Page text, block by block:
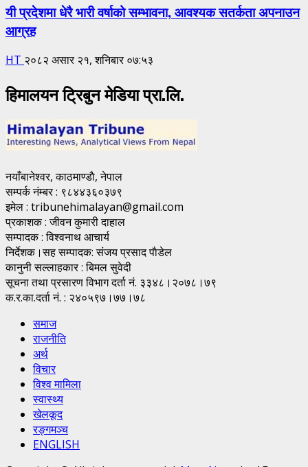
यी प्रदेशमा धेरै भारी वर्षाको सम्भावना, आवश्यक सतर्कता अपनाउन
आग्रह
HT २०८२ असार २१, शनिबार ०७:५३
हिमालयन ट्रिबुन मेडिया प्रा.लि.
नयाँबानेश्वर, काठमाण्डाै, नेपाल
सम्पर्क नंम्बर : ९८४४३६०३७९
इमेल : tribunehimalayan@gmail.com
प्रकाशक : जीवन कुमारी दाहाल
सम्पादक : विश्वनाथ आचार्य
निर्देशक।सह सम्पादक: संजय प्रसाद पाैडेल
कानुनी सल्लाहकार : बिमल सुवेदी
सूचना तथा प्रसारण विभाग दर्ता नं. ३३४८।२०७८।७९
क.र.का.दर्ता नं. : २४०५९७।७७।७८
समाज
राजनीति
अर्थ
विचार
विश्व मामिला
स्वास्थ्य
खेलकूद
रङ्गमञ्च
ENGLISH